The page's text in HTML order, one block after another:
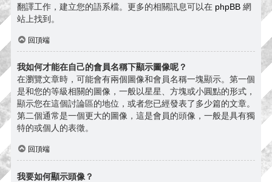
翻譯工作，建立您的語系檔。更多的相關訊息可以在 phpBB 網
站上找到。
回頂端
我如何才能在自己的會員名稱下顯示圖像呢？
在瀏覽文章時，可能會有兩個圖像和會員名稱一塊顯示。第一個
是和您的等級相關的圖像，一般以星星、方塊或小圓點的形式，
顯示您在這個討論區的地位，或者您已經發表了多少篇的文章。
第二個通常是一個更大的圖像，這是會員的頭像，一般是具有獨
特的或個人的表徵。
回頂端
我要如何顯示頭像？